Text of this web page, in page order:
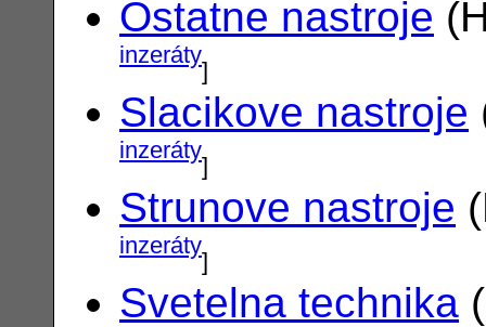
Ostatne nastroje
inzeráty]
Slacikove nastroje
inzeráty]
Strunove nastroje
inzeráty]
Svetelna technika